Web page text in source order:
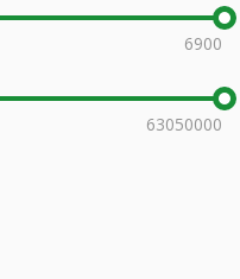
6900
63050000